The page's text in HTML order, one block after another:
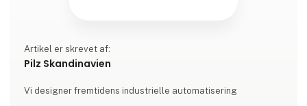
Artikel er skrevet af:
Pilz Skandinavien
Vi designer fremtidens industrielle automatisering